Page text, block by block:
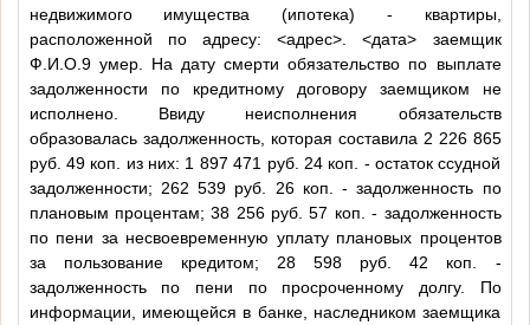
недвижимого имущества (ипотека) - квартиры,
расположенной по адресу: <адрес> .<дата> заемщик
Ф.И.О.9умер. На дату смерти обязательство по выплате
задолженности по кредитному договору заемщиком не
исполнено. Ввиду неисполнения обязательств
образовалась задолженность, которая составила 2 226 865
руб. 49 коп. из них: 1 897 471 руб. 24 коп. - остаток ссудной
задолженности; 262 539 руб. 26 коп. - задолженность по
плановым процентам; 38 256 руб. 57 коп. - задолженность
по пени за несвоевременную уплату плановых процентов
за пользование кредитом; 28 598 руб. 42 коп. -
задолженность по пени по просроченному долгу. По
информации, имеющейся в банке, наследником заемщика